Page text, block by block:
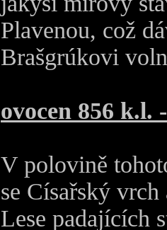
Plavenou, což
Brašgrúkovi
ovocen 856 k.l.
V polovině
se Císařský vrch
Lese padajících